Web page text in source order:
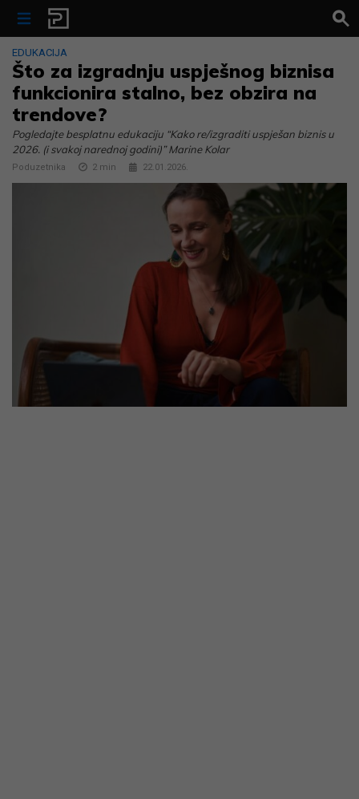
Skip to content
EDUKACIJA
Što za izgradnju uspješnog biznisa
funkcionira stalno, bez obzira na
trendove?
Pogledajte besplatnu edukaciju “Kako re/izgraditi uspješan biznis u
2026. (i svakoj narednoj godini)” Marine Kolar
Poduzetnika 2 min 22.01.2026.